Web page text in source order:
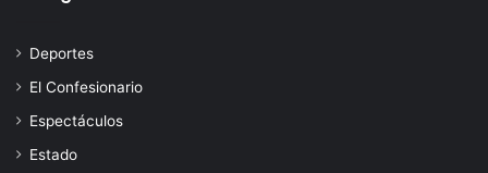
Deportes
El Confesionario
Espectáculos
Estado